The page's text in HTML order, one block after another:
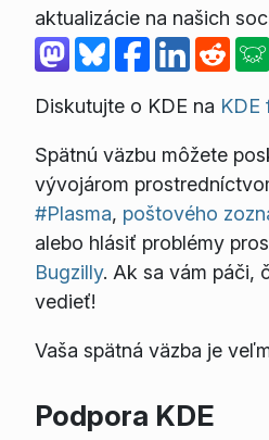
aktualizácie na našich
Diskutujte o KDE na KDE
Spätnú väzbu môžete
vývojárom
#Plasma, poštového
alebo hlásiť problémy
Bugzilly. Ak sa vám páči,
vedieť!
Vaša spätná väzba je
Podpora KDE